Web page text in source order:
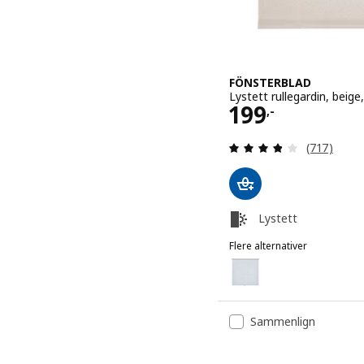
FÖNSTERBLAD
Lystett rullegardin,
199,-
Pris 199,-
(717)
Lystett
Flere alternativer
FÖNSTERBLAD
Alternativ:
Sammenlign